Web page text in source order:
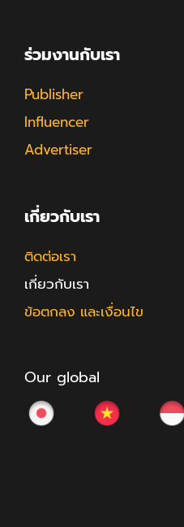
ร่วมงานกับเรา
Publisher
Influencer
Advertiser
เกี่ยวกับเรา
ติดต่อเรา
เกี่ยวกับเรา
ข้อตกลง และเงื่อนไข
Our global